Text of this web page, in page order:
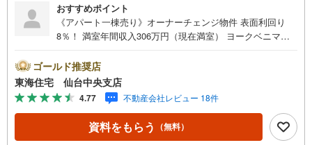
おすすめポイント
《アパート一棟売り》オーナーチェンジ物件 表面利回り
8％！ 満室年間収入306万円（現在満室） ヨークベニマル
なります。・サブリースがあるため管理会社継承となりま
す。詳細は担当までお気軽にお問い合わせください！*ライ
フインフォメーション ヨークベニマル西の平店:徒歩5分フ
ァミリーマート仙台西の平店:徒歩6分仙台西ノ平郵便局:徒
歩5分詳細は担当までお気軽にお問い合わせください！*ラ
イフインフォメーション ヨークベニマル西の平店:徒歩5分
ゴールド推奨店
東海住宅 仙台中央支店
4.77 不動産会社レビュー 18件
資料をもらう （無料）